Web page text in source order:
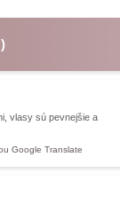
)
vlasy sú pevnejšie a
Google Translate